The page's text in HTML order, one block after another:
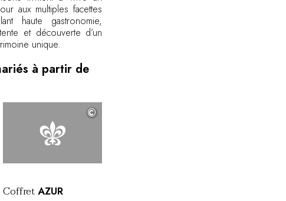
aux multiples facettes
haute gastronomie,
et découverte d’un
unique.
à partir de
©
Coffret AZUR